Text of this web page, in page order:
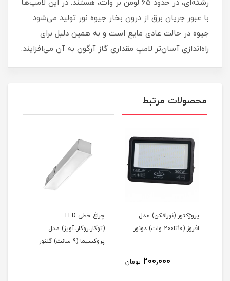
رشته‌ای، در حدود ۶۵ لومن بر وات، هستند. در این لامپ‌ها
با عبور جریان برق از درون بخار جیوه نور تولید می‌شود.
جیوه در حالت عادی مایع است و به همین دلیل برای
راه‌اندازی آسان‌تر لامپ مقداری گاز آرگون به آن می‌افزایند.
محصولات مرتبط
پروژکتور (نورافکن) مدل
افروز (10تا200 وات) دونور
200,000 تومان
چراغ خطی LED
(توکار،روکار،آویز) مدل
پروکسیما (9 سانت) گلنور